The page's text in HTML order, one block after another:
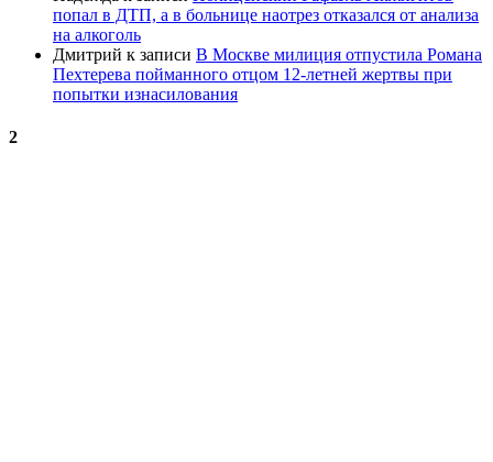
попал в ДТП, а в больнице наотрез отказался от анализа
на алкоголь
Дмитрий к записи В Москве милиция отпустила Романа
Пехтерева пойманного отцом 12-летней жертвы при
попытки изнасилования
2